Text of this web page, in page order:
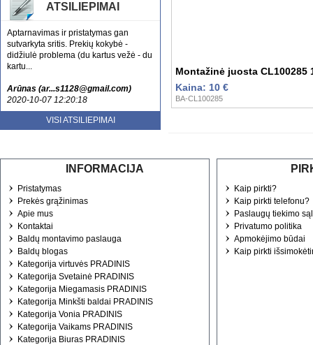
ATSILIEPIMAI
Esu patenkinta jusu aptarnavimu ir
kokybe. Tikrai rekomenduoju
Laura (sa...lute@gmail.com)
2020-10-20 13:52:59
Aptarnavimas ir pristatymas gan
sutvarkyta sritis. Prekių kokybė -
didžiulė problema (du kartus vežė - du
kartu...
Arūnas (ar...s1128@gmail.com)
2020-10-07 12:20:18
VISI ATSILIEPIMAI
Montažinė juosta CL100285
Kaina: 10 €
BA-CL100285
INFORMACIJA
Pristatymas
Prekės grąžinimas
Apie mus
Kontaktai
Baldų montavimo paslauga
Baldų blogas
Kategorija virtuvės PRADINIS
Kategorija Svetainė PRADINIS
Kategorija Miegamasis PRADINIS
Kategorija Minkšti baldai PRADINIS
Kategorija Vonia PRADINIS
Kategorija Vaikams PRADINIS
Kategorija Biuras PRADINIS
Kaip pirkti?
Kaip pirkti telefonu?
Paslaugų tiekimo
Privatumo politika
Apmokėjimo būdai
Kaip pirkti